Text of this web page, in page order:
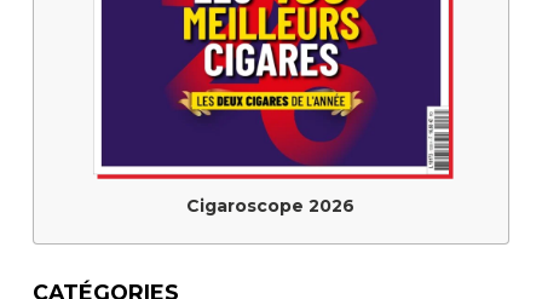
Cigaroscope 2026
CATÉGORIES